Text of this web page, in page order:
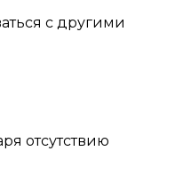
с другими
отсутствию